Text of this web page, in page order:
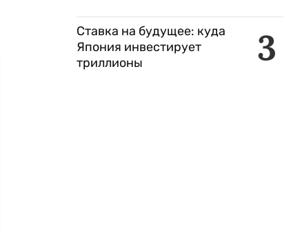
3
Ставка на будущее: куда
Япония инвестирует
триллионы